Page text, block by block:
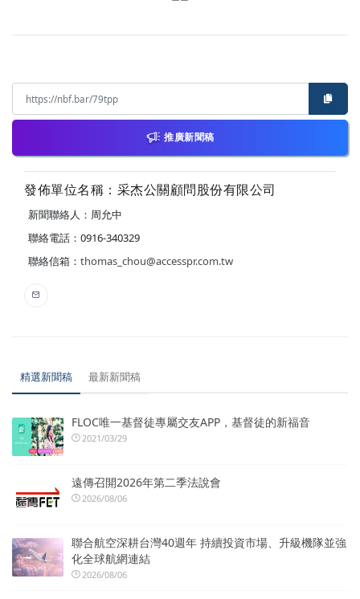
推廣新聞稿
發佈單位名稱：采杰公關顧問股份有限公司
新聞聯絡人：周允中
聯絡電話：0916-340329
聯絡信箱： thomas_chou@accesspr.com.tw
精選新聞稿 最新新聞稿
FLOC唯一基督徒專屬交友APP，基督徒的新福音
2021/03/29
遠傳召開2026年第二季法說會
2026/08/06
聯合航空深耕台灣40週年 持續投資市場、升級機隊並強
化全球航網連結
2026/08/06